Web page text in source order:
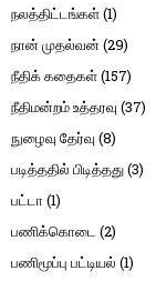
நலத்திட்டங்கள்(1)
நான் முதல்வன் (29)
நீதிக் கதைகள்(157)
நீதிமன்றம் உத்தரவு (37)
நுழைவு தேர்வு (8)
படித்ததில் பிடித்தது(3)
பட்டா (1)
பணிக்கொடை (2)
பணிமூப்பு பட்டியல் (1)